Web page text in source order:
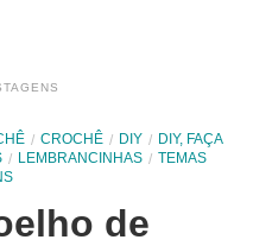
CROCHÊ DIY
DIY, FAÇA
LEMBRANCINHAS
TEMAS
de